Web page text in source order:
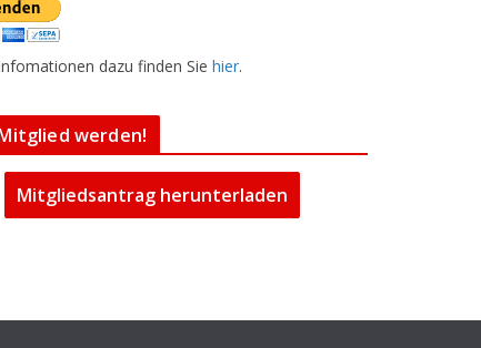
dazu finden Sie hier.
werden!
Mitgliedsantrag herunterladen